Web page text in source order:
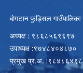
बाेगटान फुड्सिल गाउँपालिका
अध्यक्ष : ९८६८५६९६९७
उपाध्यक्ष :९७४८४०४८७०
प्रमुख प्र.अ.